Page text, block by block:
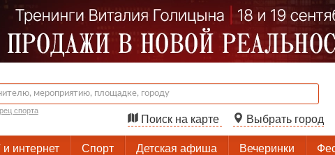
спорта
Поиск на карте Выбрать город
интернет Спорт Детская афиша Вечеринки